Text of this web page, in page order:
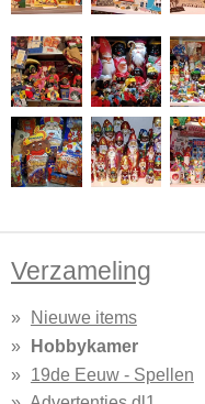
Verzameling
Nieuwe items
Hobbykamer
19de Eeuw - Spellen